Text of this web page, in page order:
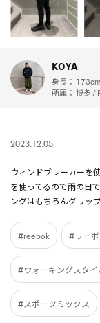
KOYA
身長： 173cm
所属： 博多 /
2023.12.05
ウィンドブレーカーを
を使ってるので雨の日
ングはもちろんグリッ
#reebok #リー
#ウォーキングスタイ
#スポーツミックス